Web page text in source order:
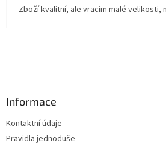
Zboží kvalitní, ale vracim malé velikosti,
Informace
Kontaktní údaje
Pravidla jednoduše